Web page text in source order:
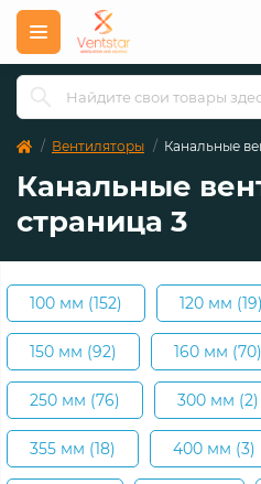
Вентиляторы Канальные
Канальные
страница 3
100 мм (152) 120 мм (19)
150 мм (92) 160 мм (70)
250 мм (76) 300 мм (2)
355 мм (18) 400 мм (3)